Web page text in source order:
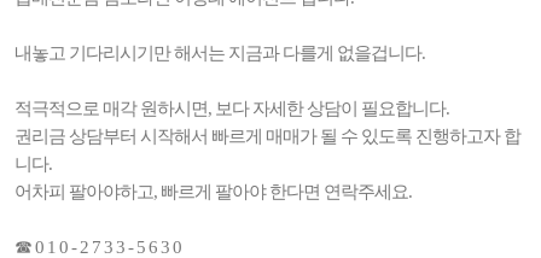
내놓고 기다리시기만 해서는 지금과 다를게 없을겁니다.
적극적으로 매각 원하시면, 보다 자세한 상담이 필요합니다.
권리금 상담부터 시작해서 빠르게 매매가 될 수 있도록 진행하고자 합
니다.
어차피 팔아야하고, 빠르게 팔아야 한다면 연락주세요.
☎ 0 1 0 - 2 7 3 3 - 5 6 3 0